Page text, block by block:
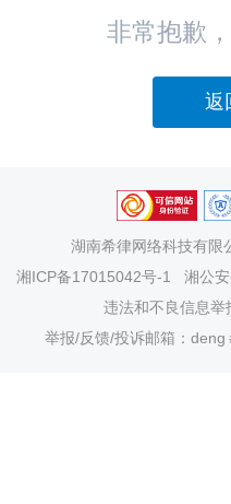
非常抱歉
返
湖南希律网络科技有限
湘ICP备17015042号-1
湘公
违法和不良信息
举报/反馈/投诉邮箱：deng